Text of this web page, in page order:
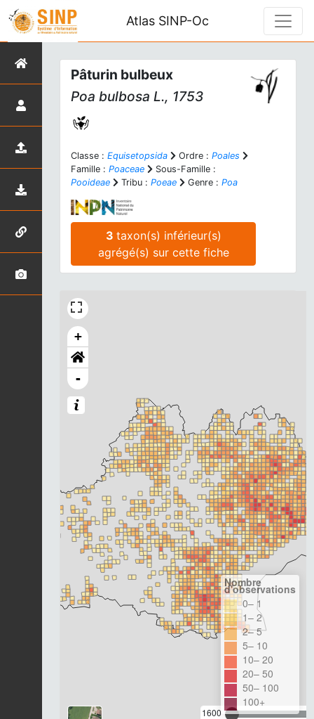
Atlas SINP-Oc
Pâturin bulbeux
Poa bulbosa L., 1753
Classe : Equisetopsida Ordre : Poales
Famille : Poaceae
Sous-Famille :
Pooideae
Tribu : Poeae Genre : Poa
3 taxon(s) inférieur(s)
agrégé(s) sur cette fiche
+
-
1600
Nombre
d'observations
0– 1
1– 2
2– 5
5– 10
10– 20
20– 50
50– 100
100+